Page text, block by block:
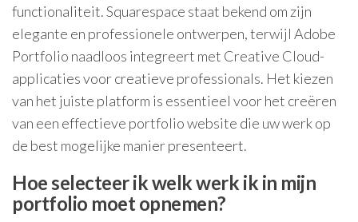
functionaliteit. Squarespace staat bekend om zijn
elegante en professionele ontwerpen, terwijl Adobe
Portfolio naadloos integreert met Creative Cloud-
applicaties voor creatieve professionals. Het kiezen
van het juiste platform is essentieel voor het creëren
van een effectieve portfolio website die uw werk op
de best mogelijke manier presenteert.
Hoe selecteer ik welk werk ik in mijn
portfolio moet opnemen?